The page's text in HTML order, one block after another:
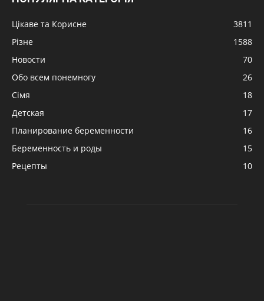
Цікаве та Корисне
3811
Різне
1588
Новости
70
Обо всем понемногу
26
Сімя
18
Детская
17
Планирование беременности
16
Беременность и роды
15
Рецепты
10